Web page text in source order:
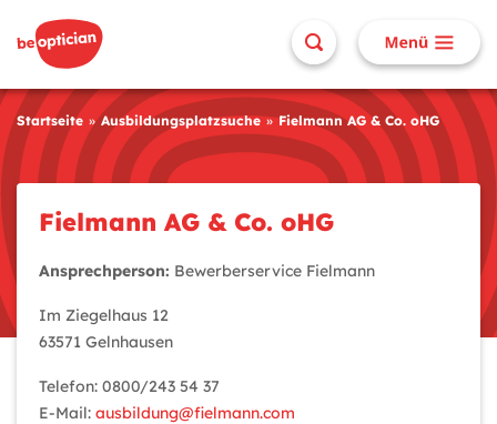
Startseite Ausbildungsplatzsuche Fielmann AG & Co. oHG
Fielmann AG & Co. oHG
Ansprechperson: Bewerberservice Fielmann
Im Ziegelhaus 12
63571 Gelnhausen
Telefon: 0800/243 54 37
E-Mail: ausbildung@fielmann.com